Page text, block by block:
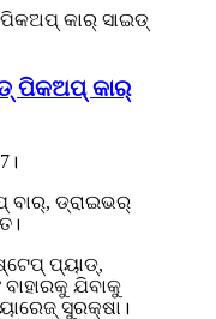
ପିକଅପ୍ କାର୍
ବାର୍, ଡ୍ରାଇଭର୍
ପ୍ୟାଡ୍,
ଯିବାକୁ
ସୁରକ୍ଷା।